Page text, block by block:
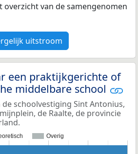
van de samengenomen
uitstroom
een praktijkgerichte of
middelbare school
schoolvestiging Sint Antonius,
de Raalte, de provincie
Overig